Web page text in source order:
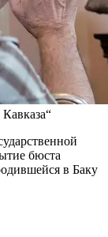
бюста
в Баку